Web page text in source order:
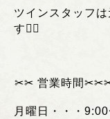
ツインスタッフ
す🙇‍♂️
︎✂︎✂︎ 営業時間
月曜日・・・ 9:00